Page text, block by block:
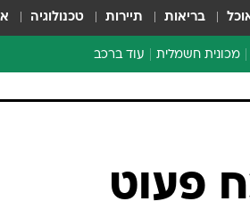
בריאות תיירות טכנולוגיה
מכונית חשמלית עוד ברכב
מבחנים ארוכי טווחפעוט